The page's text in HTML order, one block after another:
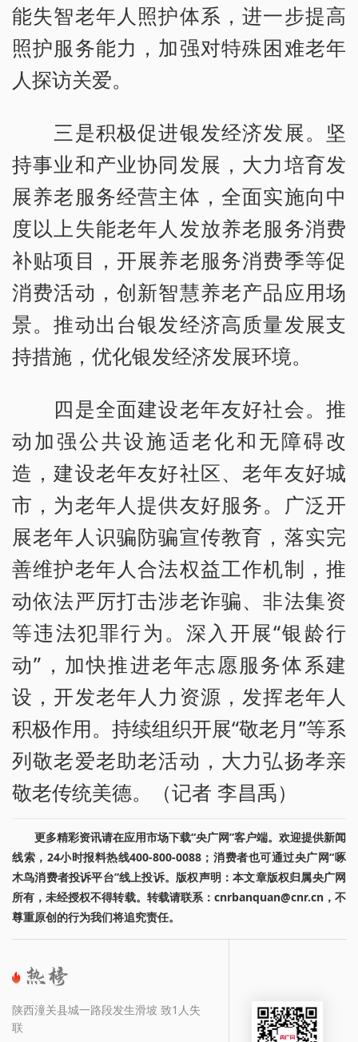
能失智老年人照护体系，进一步提高
照护服务能力，加强对特殊困难老年
人探访关爱。
三是积极促进银发经济发展。坚
持事业和产业协同发展，大力培育发
展养老服务经营主体，全面实施向中
度以上失能老年人发放养老服务消费
补贴项目，开展养老服务消费季等促
消费活动，创新智慧养老产品应用场
景。推动出台银发经济高质量发展支
持措施，优化银发经济发展环境。
四是全面建设老年友好社会。推
动加强公共设施适老化和无障碍改
造，建设老年友好社区、老年友好城
市，为老年人提供友好服务。广泛开
展老年人识骗防骗宣传教育，落实完
善维护老年人合法权益工作机制，推
动依法严厉打击涉老诈骗、非法集资
等违法犯罪行为。深入开展“银龄行
动”，加快推进老年志愿服务体系建
设，开发老年人力资源，发挥老年人
积极作用。持续组织开展“敬老月”等系
列敬老爱老助老活动，大力弘扬孝亲
敬老传统美德。（记者 李昌禹）
更多精彩资讯请在应用市场下载“央广网”客户端。欢迎提供新闻
线索，24小时报料热线400-800-0088；消费者也可通过央广网“啄
木鸟消费者投诉平台”线上投诉。版权声明：本文章版权归属央广网
所有，未经授权不得转载。转载请联系：cnrbanquan@cnr.cn，不
尊重原创的行为我们将追究责任。
陕西潼关县城一路段发生滑坡 致1人失
联